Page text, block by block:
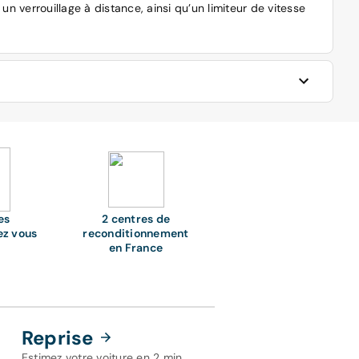
verrouillage à distance, ainsi qu’un limiteur de vitesse
reconditionnée, Aramisauto. Vous avez à votre
au meilleur tarif. Quel que soit le modèle Ford qui
notre site est l’assurance de réaliser une bonne
vous
2 centres de
reconditionnement
en France
Reprise